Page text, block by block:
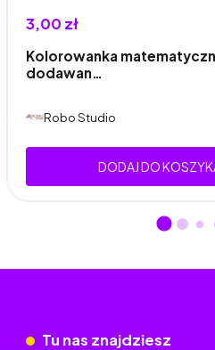
3,00 zł
Kolorowanka
dodawan…
Robo Studio
DODAJ DO
Tu nas znajdziesz